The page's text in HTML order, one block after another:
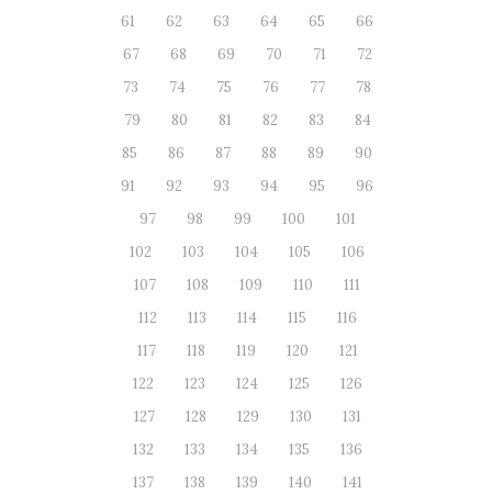
61
62 63 64 65
66
67
68 69 70 71
72
73
74 75 76 77
78
79
80 81 82 83
84
85
86 87 88 89
90
91
92 93 94 95
96
97
98 99 100
101
102
103 104 105
106
107
108 109 110
111
112
113 114 115
116
117
118 119 120
121
122
123 124 125
126
127
128 129 130
131
132
133 134 135
136
137
138 139 140
141